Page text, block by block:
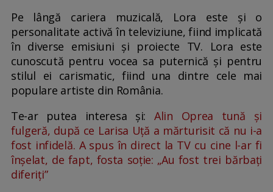
Pe lângă cariera muzicală, Lora este și o
personalitate activă în televiziune, fiind implicată
în diverse emisiuni și proiecte TV. Lora este
cunoscută pentru vocea sa puternică și pentru
stilul ei carismatic, fiind una dintre cele mai
populare artiste din România.
Te-ar putea interesa și:Alin Oprea tună și
fulgeră, după ce Larisa Uță a mărturisit că nu i-a
fost infidelă. A spus în direct la TV cu cine l-ar fi
înșelat, de fapt, fosta soție: „Au fost trei bărbați
diferiți”